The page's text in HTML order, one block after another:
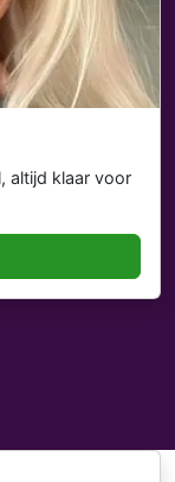
altijd klaar voor